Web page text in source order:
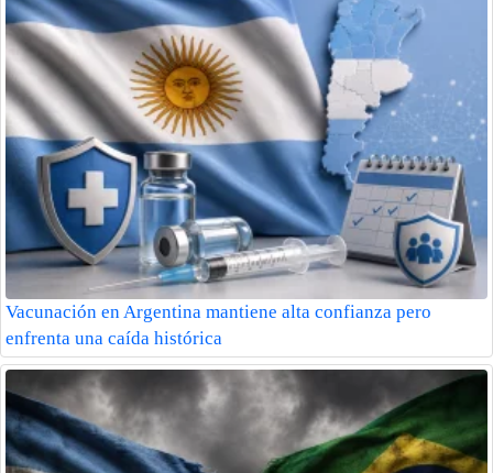
Vacunación en Argentina mantiene alta confianza pero
enfrenta una caída histórica